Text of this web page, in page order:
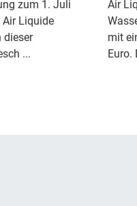
zum 1. Juli
Liquide
dieser
...
Air
mit
Euro.